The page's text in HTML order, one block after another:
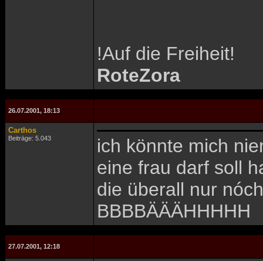
!Auf die Freiheit!
RoteZora
26.07.2001, 18:13
Carthos
Beiträge: 5.043
ich könnte mich
eine frau darf soll
die überall nur
BBBBÄÄÄHHHHH
27.07.2001, 12:18